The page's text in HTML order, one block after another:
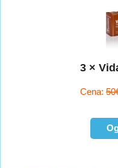
3 ×
Cena: